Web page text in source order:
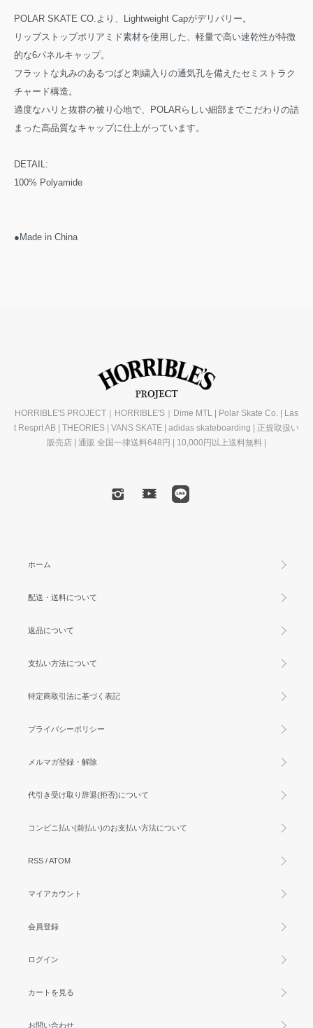
POLAR SKATE CO.より、Lightweight Capがデリバリー。
リップストップポリアミド素材を使用した、軽量で高い速乾性が特徴
的な6パネルキャップ。
フラットな丸みのあるつばと刺繍入りの通気孔を備えたセミストラク
チャード構造。
適度なハリと抜群の被り心地で、POLARらしい細部までこだわりの詰
まった高品質なキャップに仕上がっています。
DETAIL:
100% Polyamide
●Made in China
HORRIBLE'S PROJECT｜HORRIBLE'S｜Dime MTL | Polar Skate Co. | Las
t Resprt AB | THEORIES | VANS SKATE | adidas skateboarding | 正規取扱い
販売店 | 通販 全国一律送料648円 | 10,000円以上送料無料 |
ホーム
配送・送料について
返品について
支払い方法について
特定商取引法に基づく表記
プライバシーポリシー
メルマガ登録・解除
代引き受け取り辞退(拒否)について
コンビニ払い(前払い)のお支払い方法について
RSS /ATOM
マイアカウント
会員登録
ログイン
カートを見る
お問い合わせ